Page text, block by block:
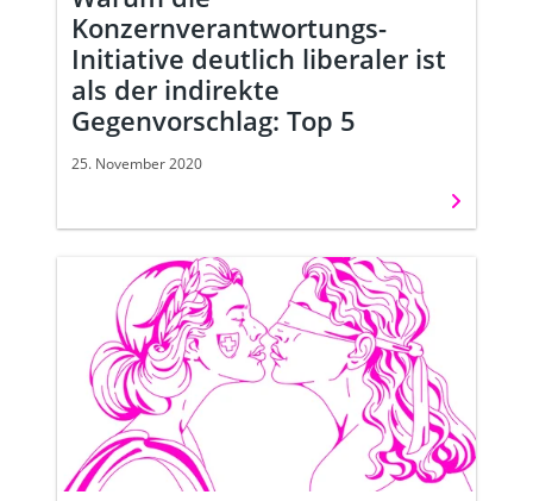
Konzernverantwortungs-
Initiative deutlich liberaler ist
als der indirekte
Gegenvorschlag: Top 5
25. November 2020